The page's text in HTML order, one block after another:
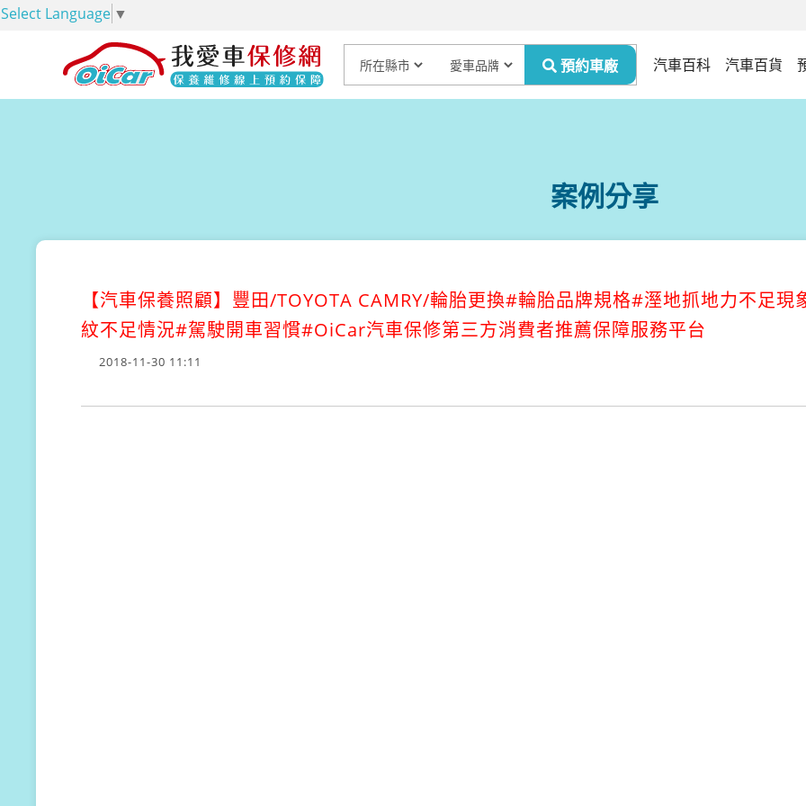
Select Language ▼
汽車百科 汽車百貨
案例分享
【汽車保養照顧】 豐田/TOYOTA CAMRY/輪胎更換#輪胎品牌規格#溼地抓地力不足現
紋不足情況#駕駛開車習慣#OiCar汽車保修第三方消費者推薦保障服務平台
2018-11-30 11:11